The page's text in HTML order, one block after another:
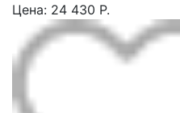
Цена: 24 430 Р.